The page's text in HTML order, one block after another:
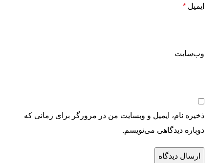
ایمیل *
وب‌سایت
ذخیره نام، ایمیل و وبسایت من در مرورگر برای زمانی که
دوباره دیدگاهی می‌نویسم.